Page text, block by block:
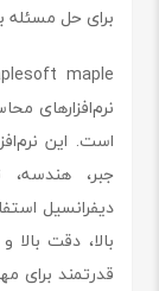
برای حل مسئله
نرم‌افزارهای
است. این
جبر،
بالا، دقت
قدرتمند برای